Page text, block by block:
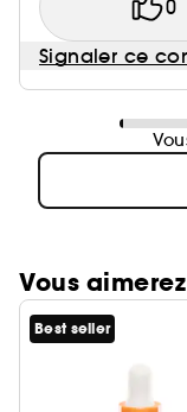
0
Signaler ce
Vous
Best seller